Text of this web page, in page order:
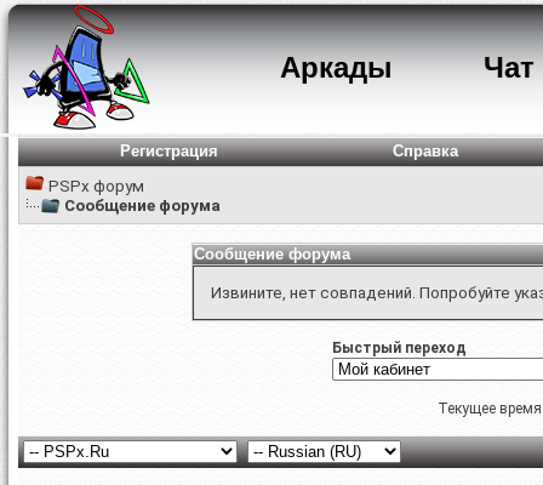
Аркады Чат
Регистрация
Справка
PSPx форум
Сообщение форума
Сообщение форума
Извините, нет совпадений. Попробуйте
Быстрый переход
Текущее